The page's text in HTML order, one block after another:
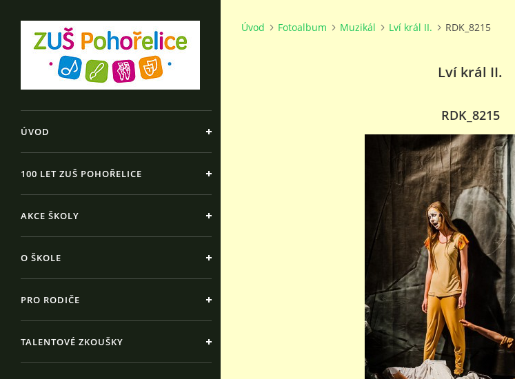
ÚVOD
100 LET ZUŠ POHOŘELICE
AKCE ŠKOLY
O ŠKOLE
PRO RODIČE
TALENTOVÉ ZKOUŠKY
Úvod Fotoalbum Muzikál Lví král II. RDK_8215
Lví král II.
RDK_8215